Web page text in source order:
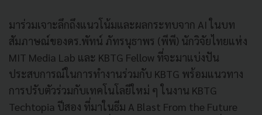
มาร่วมเจาะลึกถึงแนวโน้มและผลกระทบจาก AI ในบท
สัมภาษณ์ของดร.พัทน์ ภัทรนุธาพร (พีพี) นักวิจัยไทยแห่ง
MIT Media Lab และ KBTG Fellow ที่จะมาแบ่งปัน
ประสบการณ์ในการทำงานร่วมกับ KBTG พร้อมแนวทาง
การปรับตัวร่วมกับเทคโนโลยีใหม่ ๆ ในงาน KBTG
Techtopia ปีสอง ที่มาในธีม A Blast From the Future